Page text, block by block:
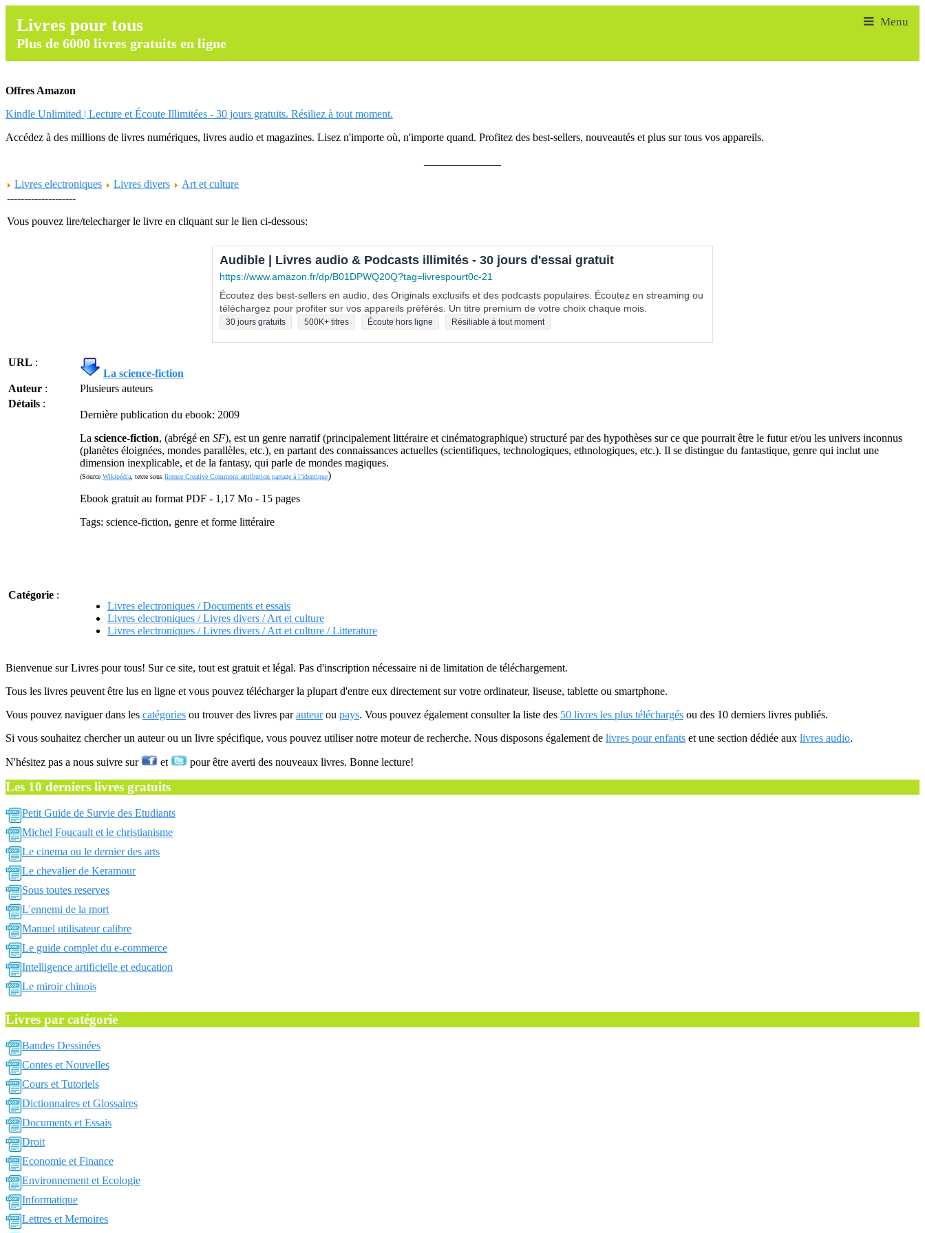
Livres pour tous
Plus de 6000 livres gratuits en ligne
Offres Amazon
Kindle Unlimited | Lecture et Écoute Illimitées - 30 jours gratuits. Résiliez à tout moment.
Accédez à des millions de livres numériques, livres audio et magazines. Lisez n'importe où, n'importe quand. Profitez des best-sellers, nouveautés et plus sur tous vos appareils.
Livres electroniques
Livres divers
Art et culture
--------------------
Vous pouvez lire/telecharger le livre en cliquant sur le lien ci-dessous:
Audible | Livres audio & Podcasts illimités - 30 jours d'essai gratuit
https://www.amazon.fr/dp/B01DPWQ20Q?tag=livrespourt0c-21
Écoutez des best-sellers en audio, des Originals exclusifs et des podcasts populaires. Écoutez en streaming ou
téléchargez pour profiter sur vos appareils préférés. Un titre premium de votre choix chaque mois.
30 jours gratuits 500K+ titres Écoute hors ligne Résiliable à tout moment
URL :
La science-fiction
Auteur :
Plusieurs auteurs
Détails :
Dernière publication du ebook: 2009
La science-fiction, (abrégé en SF), est un genre narratif (principalement littéraire et cinématographique) structuré par des hypothèses sur ce que pourrait être le futur et/ou les univers inconnus
(planètes éloignées, mondes parallèles, etc.), en partant des connaissances actuelles (scientifiques, technologiques, ethnologiques, etc.). Il se distingue du fantastique, genre qui inclut une
dimension inexplicable, et de la fantasy, qui parle de mondes magiques.
(Source Wikipédia , texte sous licence Creative Commons attribution partage à l’identique)
Ebook gratuit au format PDF - 1,17 Mo - 15 pages
Tags: science-fiction, genre et forme littéraire
Catégorie :
Livres electroniques / Documents et essais
Livres electroniques / Livres divers / Art et culture
Livres electroniques / Livres divers / Art et culture / Litterature
Bienvenue sur Livres pour tous! Sur ce site, tout est gratuit et légal. Pas d'inscription nécessaire ni de limitation de téléchargement.
Tous les livres peuvent être lus en ligne et vous pouvez télécharger la plupart d'entre eux directement sur votre ordinateur, liseuse, tablette ou smartphone.
Vous pouvez naviguer dans les catégories ou trouver des livres parauteurou pays. Vous pouvez également consulter la liste des 50 livres les plus téléchargés ou des 10 derniers livres publiés.
Si vous souhaitez chercher un auteur ou un livre spécifique, vous pouvez utiliser notre moteur de recherche. Nous disposons également de livres pour enfants et une section dédiée aux livres audio.
N'hésitez pas a nous suivre sur et pour être averti des nouveaux livres. Bonne lecture!
Les 10 derniers livres gratuits
Petit Guide de Survie des Etudiants
Michel Foucault et le christianisme
Le cinema ou le dernier des arts
Le chevalier de Keramour
Sous toutes reserves
L'ennemi de la mort
Manuel utilisateur calibre
Le guide complet du e-commerce
Intelligence artificielle et education
Le miroir chinois
Livres par catégorie
Bandes Dessinées
Contes et Nouvelles
Cours et Tutoriels
Dictionnaires et Glossaires
Documents et Essais
Droit
Economie et Finance
Environnement et Ecologie
Informatique
Lettres et Memoires